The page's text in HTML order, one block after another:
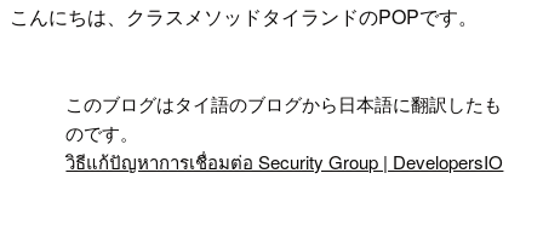
こんにちは、クラスメソッドタイランドのPOPです。
このブログはタイ語のブログから日本語に翻訳したも
のです。
วิธีแก้ปัญหาการเชื่อมต่อ Security Group | DevelopersIO